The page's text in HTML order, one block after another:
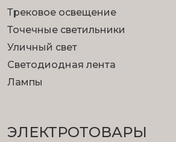
Трековое освещение
Точечные светильники
Уличный свет
Светодиодная лента
Лампы
ЭЛЕКТРОТОВАРЫ